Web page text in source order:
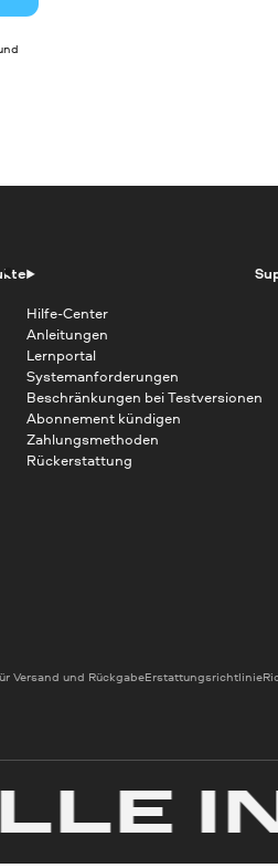
Hilfe-Center
Anleitungen
Lernportal
Systemanforderungen
Beschränkungen bei Testversionen
Abonnement kündigen
Zahlungsmethoden
Rückerstattung
Versand und RückgabeErstattungsrichtlinie